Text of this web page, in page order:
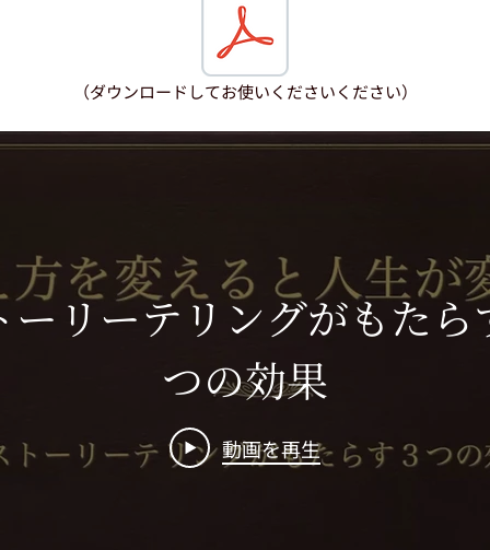
（ダウンロードしてお使いくださいください）
ーリーテリングがもたら
つの効果
動画を再生